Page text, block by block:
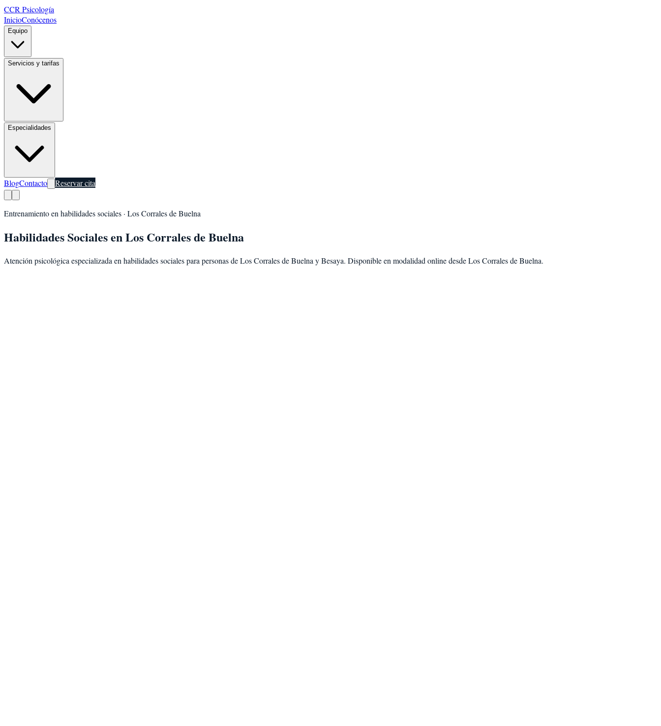
CCR Psicología
InicioConócenos
Equipo
Servicios y tarifas
Especialidades
BlogContacto Reservar cita
Entrenamiento en habilidades sociales · Los Corrales de Buelna
Habilidades SocialesenLos Corrales de Buelna
Atención psicológica especializada en habilidades socialespara personas deLos Corrales de Buelna yBesaya. Disponible en modalidad online desde Los Corrales de Buelna.